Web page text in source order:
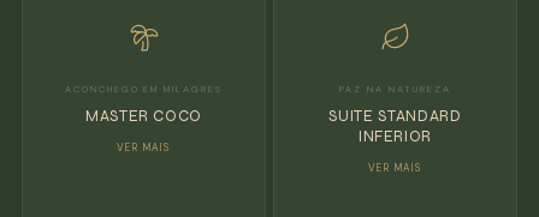
ACONCHEGO EM MILAGRES
MASTER COCO
VER MAIS
PAZ NA NATUREZA
SUITE STANDARD
INFERIOR
VER MAIS